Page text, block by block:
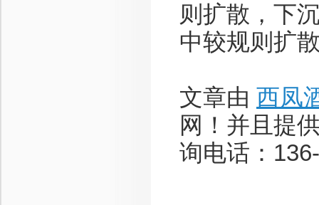
则扩散，下
中较规则扩
文章由 西凤
网！并且提
询电话：